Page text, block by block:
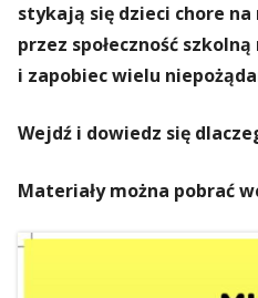
stykają się dzieci chore
przez społeczność
i zapobiec wielu
Wejdź i dowiedz się
Materiały można pobrać